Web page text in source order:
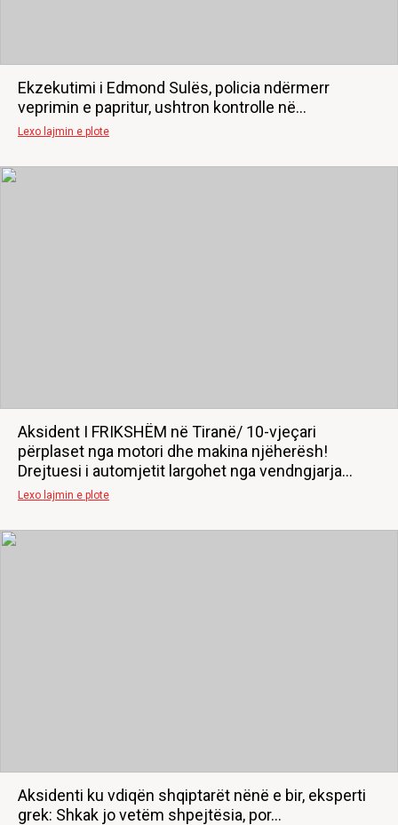
Ekzekutimi i Edmond Sulës, policia ndërmerr
veprimin e papritur, ushtron kontrolle në...
Lexo lajmin e plote
Aksident I FRIKSHËM në Tiranë/ 10-vjeçari
përplaset nga motori dhe makina njëherësh!
Drejtuesi i automjetit largohet nga vendngjarja...
Lexo lajmin e plote
Aksidenti ku vdiqën shqiptarët nënë e bir, eksperti
grek: Shkak jo vetëm shpejtësia, por…